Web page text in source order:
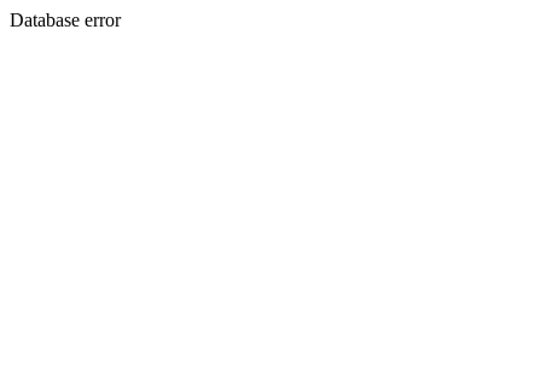
Database error